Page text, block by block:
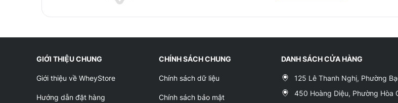
GIỚI THIỆU CHUNG
Giới thiệu về WheyStore
Hướng dẫn đặt hàng
CHÍNH SÁCH CHUNG
Chính sách dữ liệu
Chính sách bảo mật
DANH SÁCH CỬA HÀNG
125 Lê Thanh Nghị, Phường
450 Hoàng Diệu, Phường Hòa